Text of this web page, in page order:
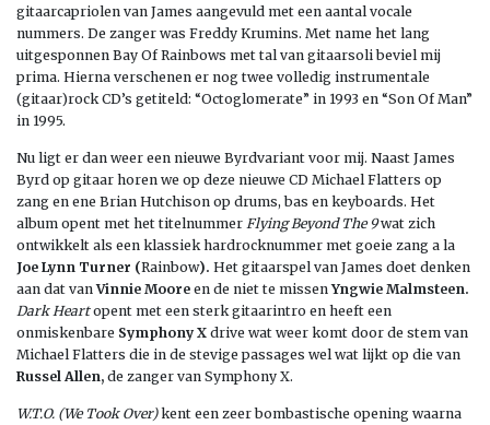
gitaarcapriolen van James aangevuld met een aantal vocale
nummers. De zanger was Freddy Krumins. Met name het lang
uitgesponnen Bay Of Rainbows met tal van gitaarsoli beviel mij
prima. Hierna verschenen er nog twee volledig instrumentale
(gitaar)rock CD’s getiteld: “Octoglomerate” in 1993 en “Son Of Man”
in 1995.
Nu ligt er dan weer een nieuwe Byrdvariant voor mij. Naast James
Byrd op gitaar horen we op deze nieuwe CD Michael Flatters op
zang en ene Brian Hutchison op drums, bas en keyboards. Het
album opent met het titelnummer Flying Beyond The 9wat zich
ontwikkelt als een klassiek hardrocknummer met goeie zang a la
Joe Lynn Turner (Rainbow). Het gitaarspel van James doet denken
aan dat vanVinnie Moore en de niet te missenYngwie Malmsteen.
Dark Heartopent met een sterk gitaarintro en heeft een
onmiskenbare Symphony X drive wat weer komt door de stem van
Michael Flatters die in de stevige passages wel wat lijkt op die van
Russel Allen, de zanger van Symphony X.
W.T.O. (We Took Over)kent een zeer bombastische opening waarna